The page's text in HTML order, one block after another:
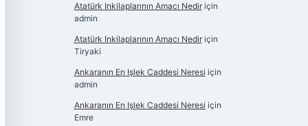
Atatürk Inkilaplarının Amacı Nediriçin
admin
Atatürk Inkilaplarının Amacı Nediriçin
Tiryaki
Ankaranın En Işlek Caddesi Neresi için
admin
Ankaranın En Işlek Caddesi Neresi için
Emre